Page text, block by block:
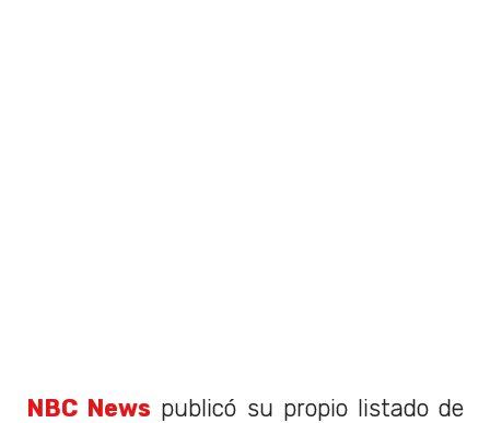
NBC News publicó su propio listado de